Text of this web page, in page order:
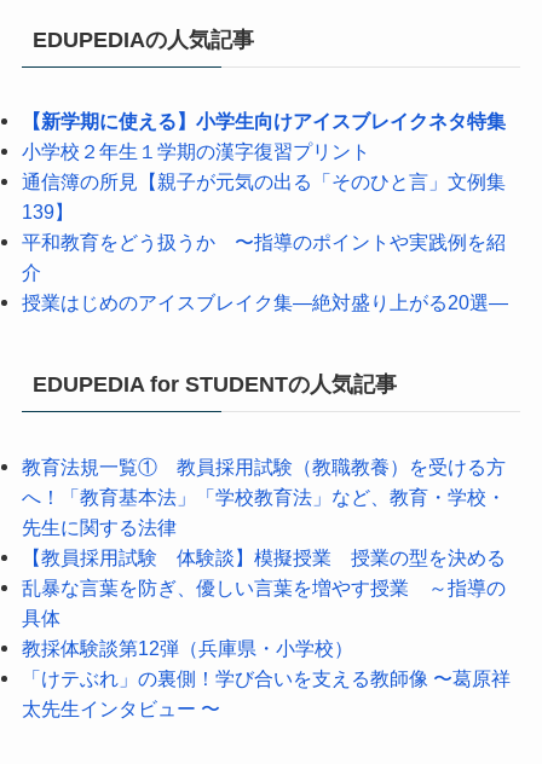
EDUPEDIAの人気記事
【新学期に使える】小学生向けアイスブレイクネタ特集
小学校２年生１学期の漢字復習プリント
通信簿の所見【親子が元気の出る「そのひと言」文例集
139】
平和教育をどう扱うか 〜指導のポイントや実践例を紹
介
授業はじめのアイスブレイク集―絶対盛り上がる20選―
EDUPEDIA for STUDENTの人気記事
教育法規一覧① 教員採用試験（教職教養）を受ける方
へ！「教育基本法」「学校教育法」など、教育・学校・
先生に関する法律
【教員採用試験 体験談】模擬授業 授業の型を決める
乱暴な言葉を防ぎ、優しい言葉を増やす授業 ～指導の
具体
教採体験談第12弾（兵庫県・小学校）
「けテぶれ」の裏側！学び合いを支える教師像 〜葛原祥
太先生インタビュー 〜